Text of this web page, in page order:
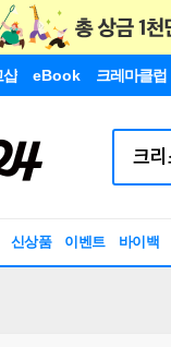
샵 eBook 크레마클럽
신상품 이벤트 바이백